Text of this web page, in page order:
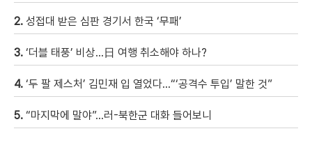
2. 성접대 받은 심판 경기서 한국 ‘무패’
3. ‘더블 태풍’ 비상…日 여행 취소해야 하나?
4. ‘두 팔 제스처’ 김민재 입 열었다…“‘공격수 투입’ 말한 것”
5. “마지막에 말야”…러-북한군 대화 들어보니